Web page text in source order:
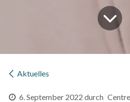
Aktuelles
6. September 2022 durch